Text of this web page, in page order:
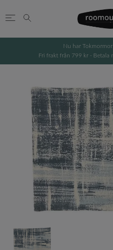
Nu har
Fri frakt från 799 kr - Betala